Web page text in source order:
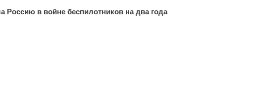
Россию в войне беспилотников на два года